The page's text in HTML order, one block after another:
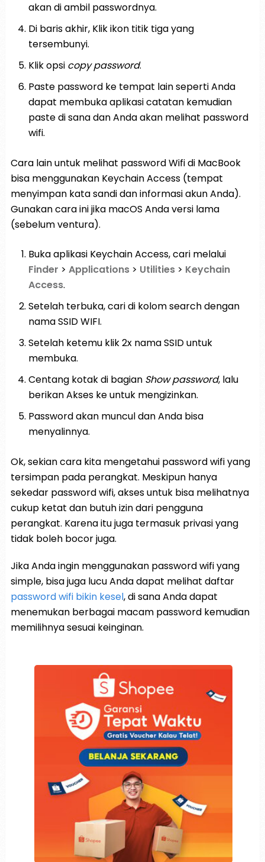
akan di ambil passwordnya.
Di baris akhir, Klik ikon titik tiga yang
tersembunyi.
Klik opsi copy password.
Paste password ke tempat lain seperti Anda
dapat membuka aplikasi catatan kemudian
paste di sana dan Anda akan melihat password
wifi.
Cara lain untuk melihat password Wifi di MacBook
bisa menggunakan Keychain Access (tempat
menyimpan kata sandi dan informasi akun Anda).
Gunakan cara ini jika macOS Anda versi lama
(sebelum ventura).
Buka aplikasi Keychain Access, cari melalui
Finder > Applications> Utilities> Keychain
Access.
Setelah terbuka, cari di kolom search dengan
nama SSID WIFI.
Setelah ketemu klik 2x nama SSID untuk
membuka.
Centang kotak di bagian Show password, lalu
berikan Akses ke untuk mengizinkan.
Password akan muncul dan Anda bisa
menyalinnya.
Ok, sekian cara kita mengetahui password wifi yang
tersimpan pada perangkat. Meskipun hanya
sekedar password wifi, akses untuk bisa melihatnya
cukup ketat dan butuh izin dari pengguna
perangkat. Karena itu juga termasuk privasi yang
tidak boleh bocor juga.
Jika Anda ingin menggunakan password wifi yang
simple, bisa juga lucu Anda dapat melihat daftar
password wifi bikin kesel, di sana Anda dapat
menemukan berbagai macam password kemudian
memilihnya sesuai keinginan.